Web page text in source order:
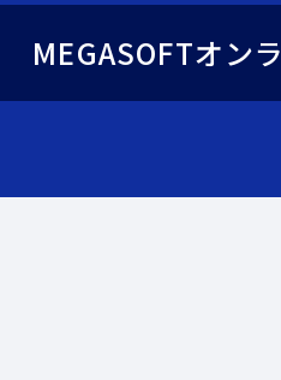
MEGASOFTオン